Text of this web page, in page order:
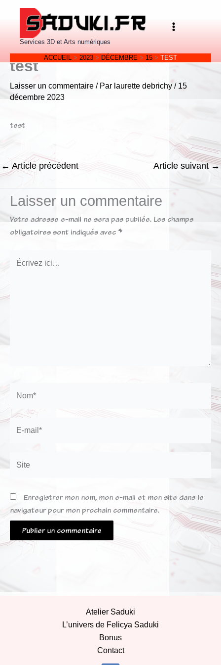
contenu
Services 3D et Arts numériques
ACCUEIL 2023 DÉCEMBRE 15 TEST
test
Laisser un commentaire / Par laurette debrichy / 15
décembre 2023
test
← Article précédent Article suivant→
Laisser un commentaire
Votre adresse e-mail ne sera pas publiée. Les champs
obligatoires sont indiqués avec *
mail*
Enregistrer mon nom, mon e-mail et mon site dans le
navigateur pour mon prochain commentaire.
Atelier Saduki
L’univers de Felicya Saduki
Bonus
Contact